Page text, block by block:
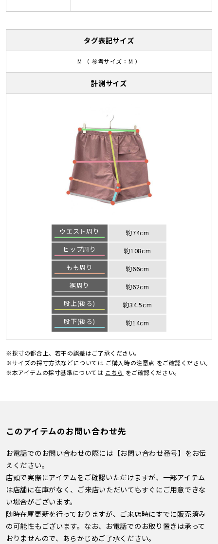
タグ表記サイズ
M （ 参考サイズ：M ）
計測サイズ
ウエスト周り
約74cm
ヒップ周り
約108cm
もも周り
約66cm
裾周り
約62cm
股上(後ろ)
約34.5cm
股下(後ろ)
約14cm
※採寸の都合上、若干の誤差はご了承ください。
※サイズの採寸方法などについては ご購入時の注意点 をご確認ください。
※本アイテムの採寸基準については こちら をご確認ください。
このアイテムのお問い合わせ先
お電話でのお問い合わせの際には【お問い合わせ番号】をお伝
えください。
店頭で実際にアイテムをご確認いただけますが、一部アイテム
は店舗に在庫がなく、ご来店いただいてもすぐにご用意できな
い場合がございます。
随時在庫更新を行っておりますが、ご来店時にすでに販売済み
の可能性もございます。なお、お電話でのお取り置きは承って
おりませんので、あらかじめご了承ください。